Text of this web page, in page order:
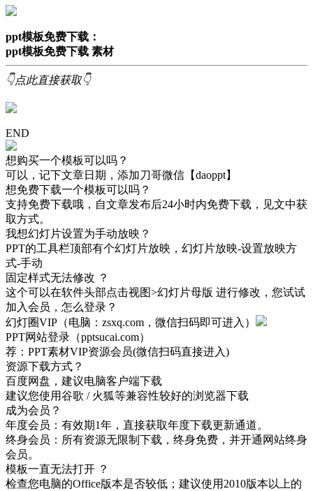
ppt模板免费下载：
ppt模板免费下载 素材
👇点此直接获取👇
END
想购买一个模板可以吗？
可以，记下文章日期，添加刀哥微信【daoppt】
想免费下载一个模板可以吗？
支持免费下载哦，自文章发布后24小时内免费下载，见文中获
取方式。
我想幻灯片设置为手动放映？
PPT的工具栏顶部有个幻灯片放映，幻灯片放映-设置放映方
式-手动
固定样式无法修改 ？
这个可以在软件头部点击视图>幻灯片母版 进行修改，您试试
加入会员，怎么登录？
幻灯圈VIP（电脑：zsxq.com，微信扫码即可进入）
PPT网站登录（pptsucai.com）
荐：PPT素材VIP资源会员(微信扫码直接进入)
资源下载方式？
百度网盘，建议电脑客户端下载
建议您使用谷歌 / 火狐等兼容性较好的浏览器下载
成为会员？
年度会员：有效期1年，直接获取年度下载更新通道。
终身会员：所有资源无限制下载，终身免费，并开通网站终身
会员。
模板一直无法打开 ？
检查您电脑的Office版本是否较低；建议使用2010版本以上的